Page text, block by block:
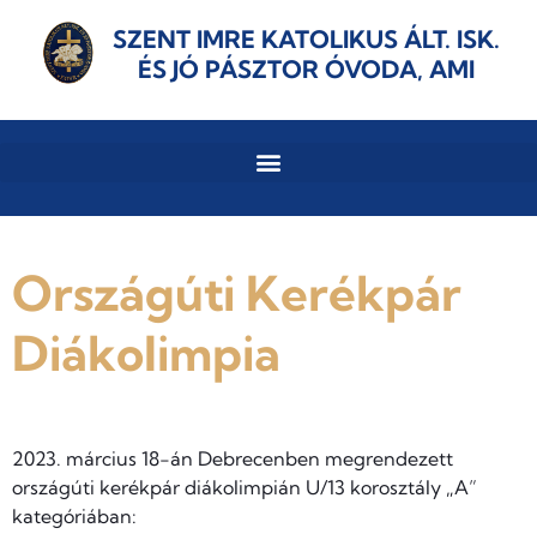
SZENT IMRE KATOLIKUS ÁLT. ISK.
ÉS JÓ PÁSZTOR ÓVODA, AMI
Országúti Kerékpár
Diákolimpia
2023. március 18-án Debrecenben megrendezett
országúti kerékpár diákolimpián U/13 korosztály „A”
kategóriában: